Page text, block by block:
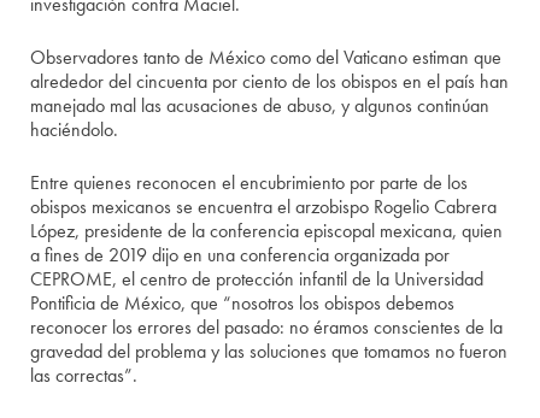
Observadores tanto de México como del Vaticano estiman que
alrededor del cincuenta por ciento de los obispos en el país han
manejado mal las acusaciones de abuso, y algunos continúan
haciéndolo.
Entre quienes reconocen el encubrimiento por parte de los
obispos mexicanos se encuentra el arzobispo Rogelio Cabrera
López, presidente de la conferencia episcopal mexicana, quien
a fines de 2019 dijo en una conferencia organizada por
CEPROME, el centro de protección infantil de la Universidad
Pontificia de México, que “nosotros los obispos debemos
reconocer los errores del pasado: no éramos conscientes de la
gravedad del problema y las soluciones que tomamos no fueron
las correctas”.